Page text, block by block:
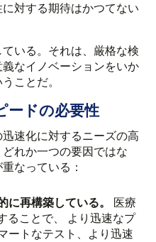
対する期待はかつてない
いる。それは、厳格な検
なイノベーションをいか
ことだ。
ードの必要性
速化に対するニーズの高
れか一つの要因ではな
なっている：
に再構築している。 医療
ることで、
より迅速なプ
ートなテスト、より迅速